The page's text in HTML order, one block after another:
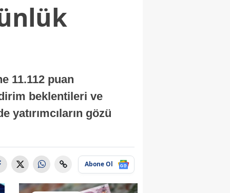
11.112 puan
beklentileri ve
yatırımcıların gözü
Abone Ol